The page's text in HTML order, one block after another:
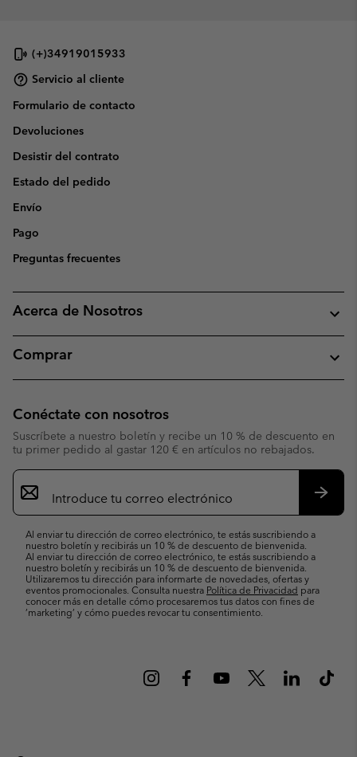
(+)34919015933
Servicio al cliente
Formulario de contacto
Devoluciones
Desistir del contrato
Estado del pedido
Envío
Pago
Preguntas frecuentes
Acerca de Nosotros
Comprar
Conéctate con nosotros
Suscríbete a nuestro boletín y recibe un 10 % de descuento en
tu primer pedido al gastar 120 € en artículos no rebajados.
Suscripción
de
correo
Al enviar tu dirección de correo electrónico, te estás suscribiendo a
nuestro boletín y recibirás un 10 % de descuento de bienvenida.
Al enviar tu dirección de correo electrónico, te estás suscribiendo a
nuestro boletín y recibirás un 10 % de descuento de bienvenida.
Utilizaremos tu dirección para informarte de novedades, ofertas y
eventos promocionales. Consulta nuestra Política de Privacidad para
conocer más en detalle cómo procesaremos tus datos con fines de
’marketing’ y cómo puedes revocar tu consentimiento.